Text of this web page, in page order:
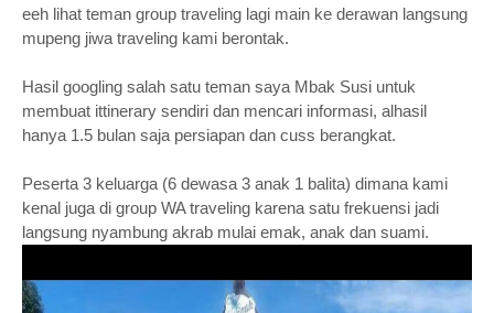
eeh lihat teman group traveling lagi main ke derawan langsung
mupeng jiwa traveling kami berontak.
Hasil googling salah satu teman saya Mbak Susi untuk
membuat ittinerary sendiri dan mencari informasi, alhasil
hanya 1.5 bulan saja persiapan dan cuss berangkat.
Peserta 3 keluarga (6 dewasa 3 anak 1 balita) dimana kami
kenal juga di group WA traveling karena satu frekuensi jadi
langsung nyambung akrab mulai emak, anak dan suami.